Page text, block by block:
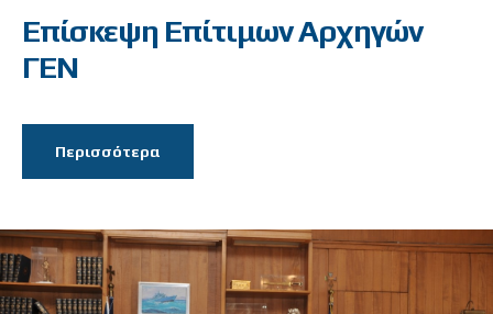
Επίσκεψη Επίτιμων Αρχηγών
ΓΕΝ
Περισσότερα